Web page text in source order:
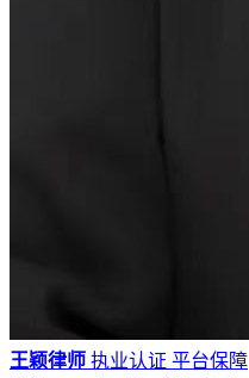
王颖律师 执业认证 平台保障